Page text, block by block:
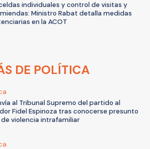
individuales y control de visitas y
Ministro Rabat detalla medidas
en la ACOT
DE POLÍTICA
al Tribunal Supremo del partido al
Fidel Espinoza tras conocerse presunto
violencia intrafamiliar